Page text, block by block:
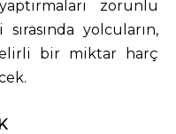
zorunlu
yolcuların,
bir miktar harç